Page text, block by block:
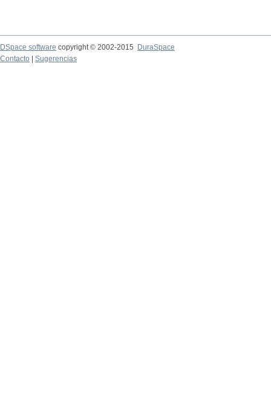
DSpace software copyright © 2002-2015
DuraSpace
Contacto
Sugerencias